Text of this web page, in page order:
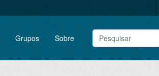
Grupos Sobre